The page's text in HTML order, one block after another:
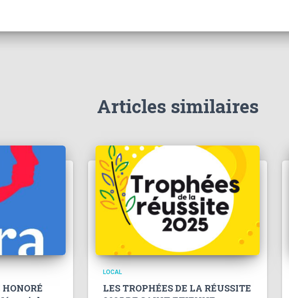
le
Articles similaires
LOCAL
LES TROPHÉES DE LA RÉUSSITE